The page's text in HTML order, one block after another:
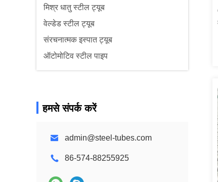
मिश्र धातु स्टील ट्यूब
वेल्डेड स्टील ट्यूब
संरचनात्मक इस्पात ट्यूब
ऑटोमोटिव स्टील पाइप
हमसे संपर्क करें
admin@steel-tubes.com
86-574-88255925